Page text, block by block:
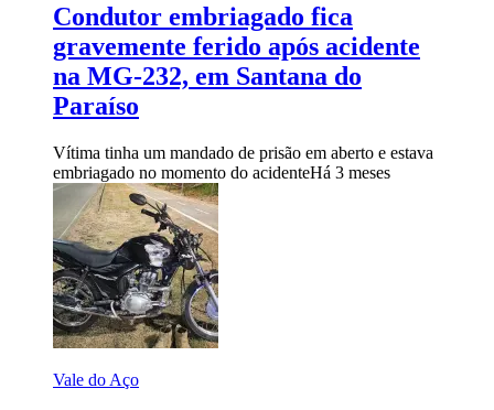
Condutor embriagado fica
gravemente ferido após acidente
na MG-232, em Santana do
Paraíso
Vítima tinha um mandado de prisão em aberto e estava
embriagado no momento do acidenteHá 3 meses
Vale do Aço